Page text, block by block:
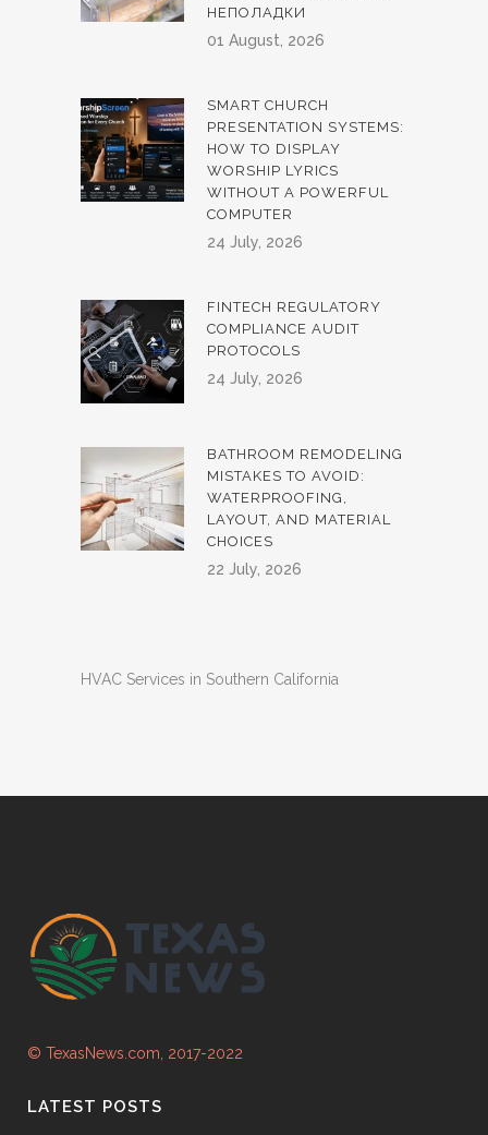
НЕПОЛАДКИ
01 August, 2026
SMART CHURCH
PRESENTATION SYSTEMS:
HOW TO DISPLAY
WORSHIP LYRICS
WITHOUT A POWERFUL
COMPUTER
24 July, 2026
FINTECH REGULATORY
COMPLIANCE AUDIT
PROTOCOLS
24 July, 2026
BATHROOM REMODELING
MISTAKES TO AVOID:
WATERPROOFING,
LAYOUT, AND MATERIAL
CHOICES
22 July, 2026
HVAC Services in Southern California
© TexasNews.com, 2017-2022
LATEST POSTS